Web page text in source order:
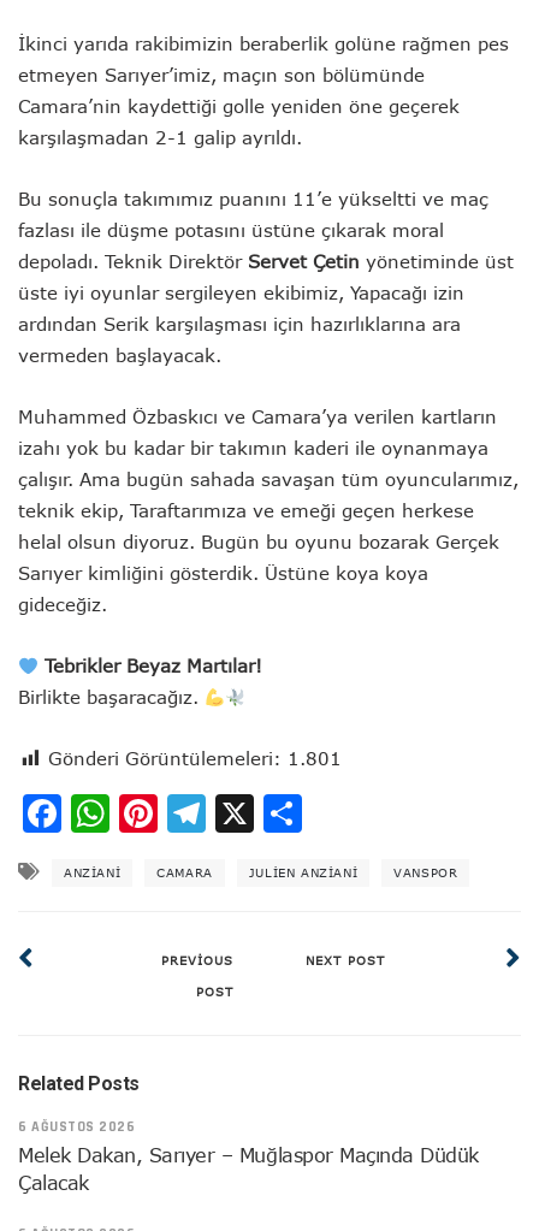
İkinci yarıda rakibimizin beraberlik golüne rağmen pes
etmeyen Sarıyer’imiz, maçın son bölümünde
Camara’nin kaydettiği golle yeniden öne geçerek
karşılaşmadan 2-1 galip ayrıldı.
Bu sonuçla takımımız puanını 11’e yükseltti ve maç
fazlası ile düşme potasını üstüne çıkarak moral
depoladı. Teknik Direktör Servet Çetin yönetiminde üst
üste iyi oyunlar sergileyen ekibimiz, Yapacağı izin
ardından Serik karşılaşması için hazırlıklarına ara
vermeden başlayacak.
Muhammed Özbaskıcı ve Camara’ya verilen kartların
izahı yok bu kadar bir takımın kaderi ile oynanmaya
çalışır. Ama bugün sahada savaşan tüm oyuncularımız,
teknik ekip, Taraftarımıza ve emeği geçen herkese
helal olsun diyoruz. Bugün bu oyunu bozarak Gerçek
Sarıyer kimliğini gösterdik. Üstüne koya koya
gideceğiz.
Tebrikler Beyaz Martılar!
Birlikte başaracağız.
Gönderi Görüntülemeleri: 1.801
Facebook
WhatsApp
Pinterest
Telegram
X
ANZİANİ CAMARA JULIEN ANZIANI VANSPOR
PREVIOUS
POST
NEXT POST
Related Posts
6 AĞUSTOS 2026
Melek Dakan, Sarıyer – Muğlaspor Maçında Düdük
Çalacak